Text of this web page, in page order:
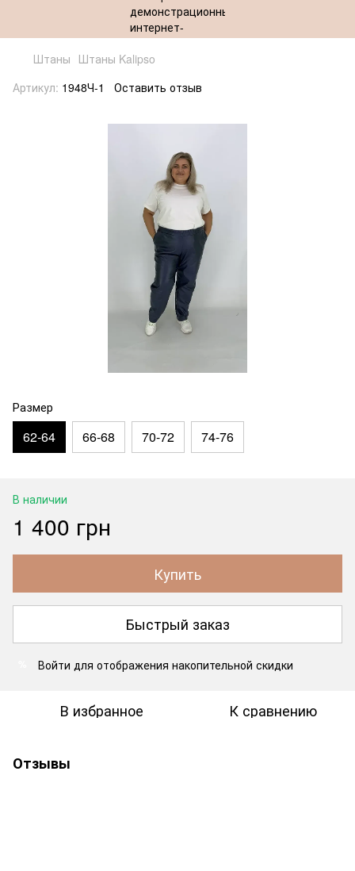
Штаны Штаны Kalipso
Артикул: 1948Ч-1 Оставить отзыв
Размер
62-64 66-68 70-72 74-76
В наличии
1 400 грн
Купить
Быстрый заказ
Войти для отображения накопительной скидки
В избранное К сравнению
Отзывы